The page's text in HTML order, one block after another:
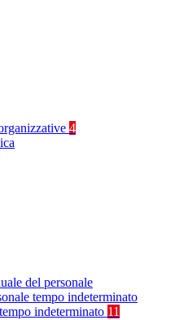
4
del personale
tempo indeterminato
indeterminato 11